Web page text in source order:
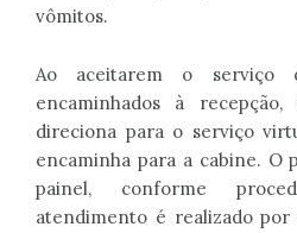
vômitos.
Ao aceitarem o serviço
encaminhados à
direciona para o serviço
encaminha para a cabine. O
painel, conforme
atendimento é realizado